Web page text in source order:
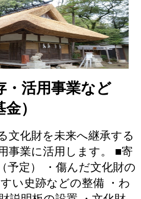
・活用事業など
）
文化財を未来へ継承する
事業に活用します。 ■寄
予定） ・傷んだ文化財の
い史跡などの整備 ・わ